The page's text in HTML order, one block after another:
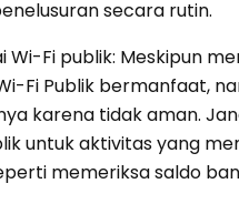
secara rutin.
Wi-Fi publik: Meskipun
Fi Publik bermanfaat,
karena tidak aman.
untuk aktivitas yang
memeriksa saldo